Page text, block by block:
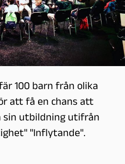
100 barn från olika
att få en chans att
sin utbildning utifrån
"Inflytande".